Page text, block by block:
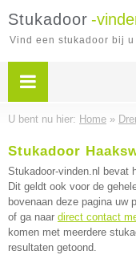
Stukadoor -
Vind een stukadoor bij
U bent nu hier: Home »
Stukadoor
Stukadoor-vinden.nl bevat
Dit geldt ook voor de
bovenaan deze pagina uw
of ga naar direct contact
komen met meerdere
resultaten getoond.